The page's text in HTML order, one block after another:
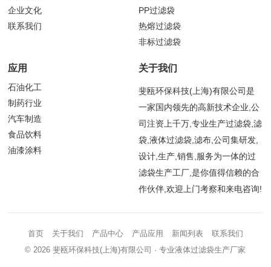
企业文化
联系我们
PP过滤袋
热熔过滤袋
非标过滤袋
应用
石油化工
制药行业
汽车制造
食品饮料
油漆涂料
关于我们
斐瓯环保科技(上海)有限公司是
一家国内领先的高新技术企业,公
司注资上千万,专业生产过滤袋,滤
袋,液体过滤袋,滤布,公司集研发,
设计,生产,销售,服务为一体的过
滤袋生产工厂,是你值得信赖的合
作伙伴,欢迎上门考察和来电咨询!
首页 关于我们 产品中心 产品应用 新闻列表
联系我们
© 2026斐瓯环保科技(上海)有限公司 · 专业液体过滤袋生产厂家